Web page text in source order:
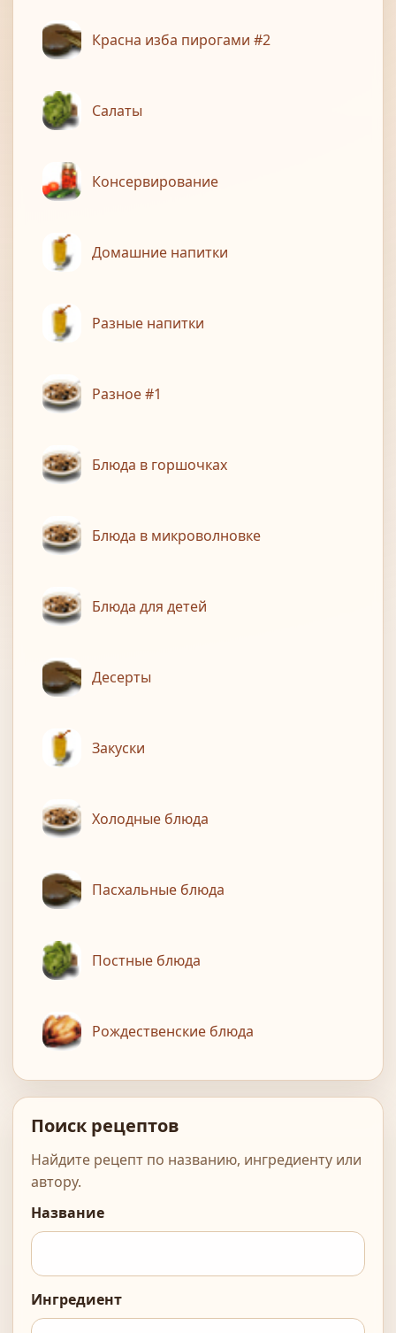
Красна изба пирогами #2
Салаты
Консервирование
Домашние напитки
Разные напитки
Разное #1
Блюда в горшочках
Блюда в микроволновке
Блюда для детей
Десерты
Закуски
Холодные блюда
Пасхальные блюда
Постные блюда
Рождественские блюда
Поиск рецептов
Найдите рецепт по названию, ингредиенту или
автору.
Название
Ингредиент